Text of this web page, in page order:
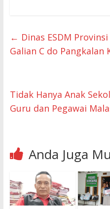
← Dinas ESDM
Galian C do Pangkalan
Tidak Hanya Anak
Guru dan Pegawai
Anda Juga